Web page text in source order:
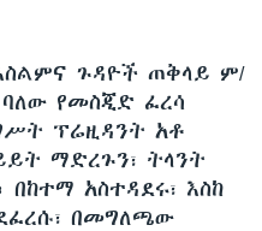
ጉዳዮች ጠቅላይ ም/
የመስጂድ ፈረሳ
ፕሬዚዳንት አቶ
ማድረጉን፣ ትላንት
አስተዳደሩ፣ እስከ
በመግለጫው